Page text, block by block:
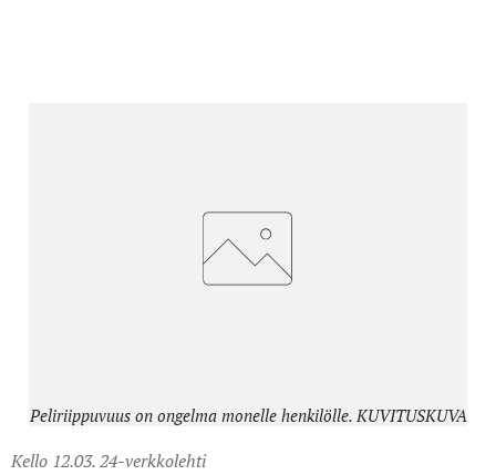
Peliriippuvuus on ongelma monelle henkilölle. KUVITUSKUVA
Kello 12.03. 24-verkkolehti